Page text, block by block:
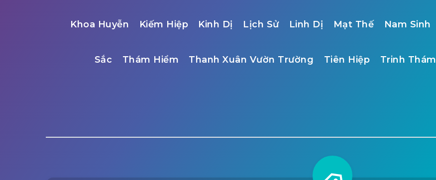
Khoa Huyễn Kiếm Hiệp Kinh Dị Lịch Sử Linh Dị Mạt Thế Nam Sinh
Sắc Thám Hiểm Thanh Xuân Vườn Trường Tiên Hiệp Trinh Thám